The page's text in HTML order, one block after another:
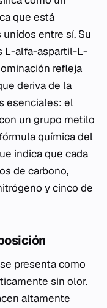
que está
entre sí. Su
L-alfa-aspartil-L-
refleja
deriva de la
esenciales: el
un grupo metilo
química del
indica que cada
de carbono,
y cinco de
presenta como
sin olor.
altamente